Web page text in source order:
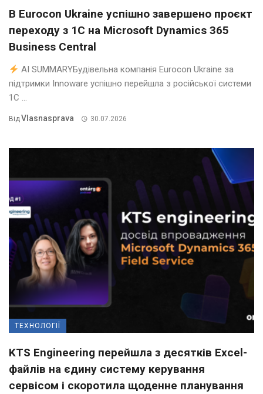
В Eurocon Ukraine успішно завершено проєкт
переходу з 1С на Microsoft Dynamics 365
Business Central
AI SUMMARYБудівельна компанія Eurocon Ukraine за
підтримки Innoware успішно перейшла з російської системи
1С ...
ВідVlasnasprava 30.07.2026
ТЕХНОЛОГІЇ
KTS Engineering перейшла з десятків Excel-
файлів на єдину систему керування
сервісом і скоротила щоденне планування